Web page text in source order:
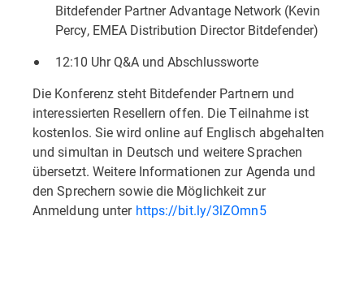
Bitdefender Partner Advantage Network (Kevin
Percy, EMEA Distribution Director Bitdefender)
12:10 Uhr Q&A und Abschlussworte
Die Konferenz steht Bitdefender Partnern und
interessierten Resellern offen. Die Teilnahme ist
kostenlos. Sie wird online auf Englisch abgehalten
und simultan in Deutsch und weitere Sprachen
übersetzt. Weitere Informationen zur Agenda und
den Sprechern sowie die Möglichkeit zur
Anmeldung unter https://bit.ly/3lZOmn5